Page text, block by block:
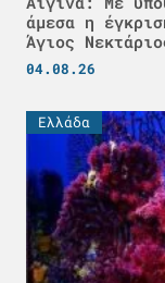
άμεσα η
Άγιος
04.08.26
Ελλάδα